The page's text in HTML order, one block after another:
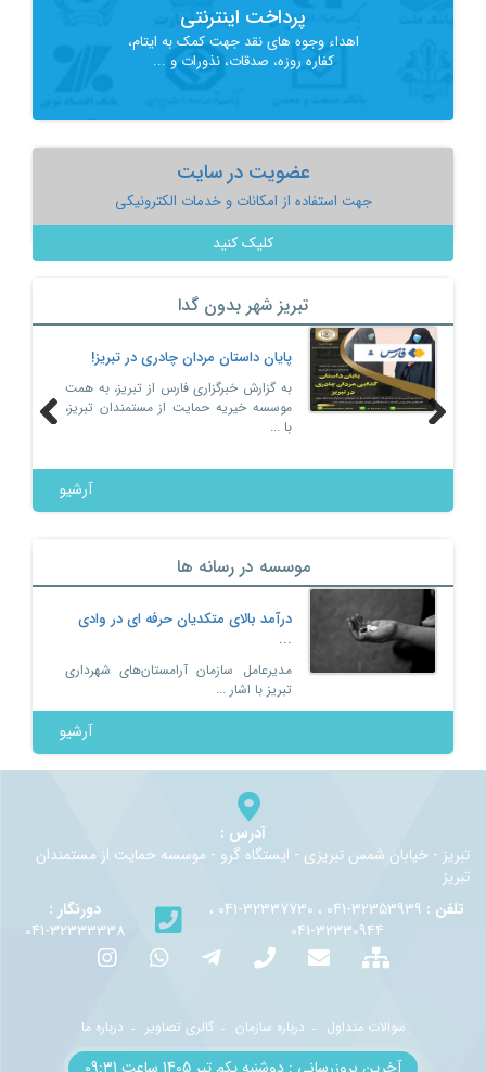
پرداخت اینترنتی
اهداء وجوه های نقد جهت کمک به ایتام،
کفاره روزه، صدقات، نذورات و ...
عضویت در سایت
جهت استفاده از امکانات و خدمات الکترونیکی
کلیک کنید
تبریز شهر بدون گدا
پایان داستان مردان چادری در تبریز!
به گزارش خبرگزاری فارس از تبریز، به همت
موسسه خیریه حمایت از مستمندان تبریز،
با ...
آرشیو
موسسه در رسانه ها
درآمد بالای متکدیان حرفه ای در وادی
...
مدیرعامل سازمان آرامستان‌های شهرداری
تبریز با اشار ...
آرشیو
آدرس :
تبريز - خيابان شمس تبريزي - ايستگاه گرو - موسسه حمايت از مستمندان
تبريز
تلفن :
32353939-041 ، 32337730-041 ،
32330944-041
دورنگار :
32333338-041
سوالات متداول درباره سازمان گالری تصاویر درباره ما